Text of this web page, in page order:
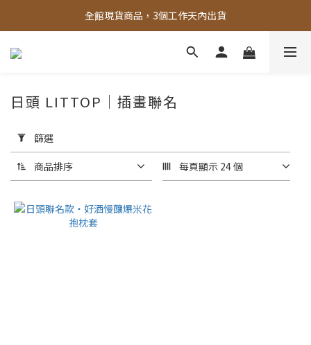
全館，滿888超取免運｜滿1500宅配免運
全館現貨商品，3個工作天內出貨
全館，滿888超取免運｜滿1500宅配免運
用
篩
選
(0/20)
價格
日頭 LITTOP｜插畫聯名
篩選
商品排序 每頁顯示 24 個